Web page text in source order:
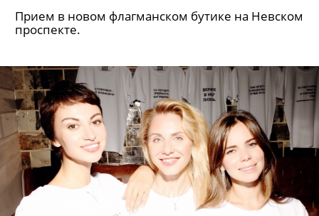
Прием в новом флагманском бутике на Невском
проспекте.